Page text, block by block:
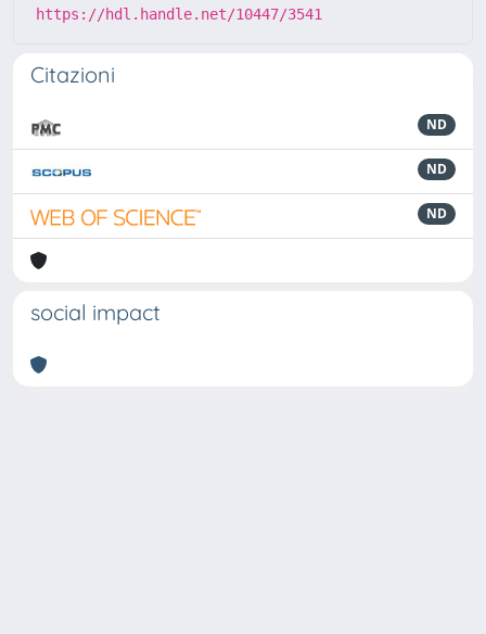
https://hdl.handle.net/10447/3541
Citazioni
ND
ND
ND
social impact